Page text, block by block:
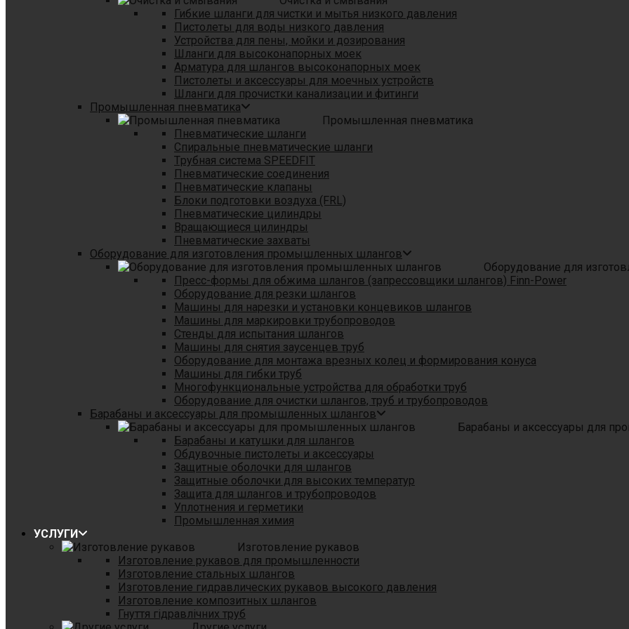
Гибкие шланги для чистки и мытья низкого давления
Пистолеты для воды низкого давления
Устройства для пены, мойки и дозирования
Шланги для высоконапорных моек
Арматура для шлангов высоконапорных моек
Пистолеты и аксессуары для моечных устройств
Шланги для прочистки канализации и фитинги
Промышленная пневматика
Промышленная пневматика
Пневматические шланги
Спиральные пневматические шланги
Tрубная система SPEEDFIT
Пневматические соединения
Пневматические клапаны
Блоки подготовки воздуха (FRL)
Пневматические цилиндры
Вращающиеся цилиндры
Пневматические захваты
Оборудование для изготовления промышленных шлангов
Оборудование для
Пресс-формы для обжима шлангов (запрессовщики шлангов) Finn-Power
Оборудование для резки шлангов
Машины для нарезки и установки концевиков шлангов
Машины для маркировки трубопроводов
Стенды для испытания шлангов
Машины для снятия заусенцев труб
Оборудование для монтажа врезных колец и формирования конуса
Машины для гибки труб
Многофункциональные устройства для обработки труб
Оборудование для очистки шлангов, труб и трубопроводов
Барабаны и аксессуары для промышленных шлангов
Барабаны и аксессуары для
Барабаны и катушки для шлангов
Обдувочные пистолеты и аксессуары
Защитные оболочки для шлангов
Защитные оболочки для высоких температур
Защита для шлангов и трубопроводов
Уплотнения и герметики
Промышленная химия
УСЛУГИ
Изготовление рукавов
Изготовление рукавов для промышленности
Изготовление стальных шлангов
Изготовление гидравлических рукавов высокого давления
Изготовление композитных шлангов
Гнуття гідравлічних труб